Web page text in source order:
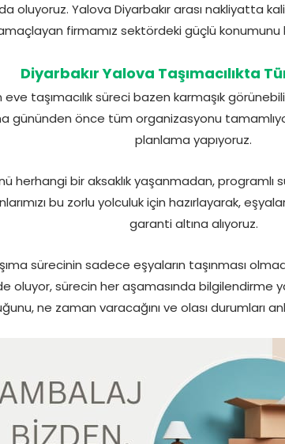
oluyoruz. Yalova Diyarbakır arası nakliyatta
firmamız sektördeki güçlü
Diyarbakır Yalova Taşımacılıkta
taşımacılık süreci bazen karmaşık
gününden önce tüm organizasyonu
planlama yapıyoruz.
herhangi bir aksaklık yaşanmadan, programlı
bu zorlu yolculuk için hazırlayarak,
garanti altına alıyoruz.
sürecinin sadece eşyaların taşınması
oluyor, sürecin her aşamasında bilgilendirme
ne zaman varacağını ve olası durumları